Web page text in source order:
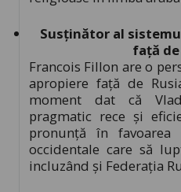
Susținător al
față de
Francois Fillon are o
apropiere față de
moment dat că
pragmatic rece și
pronunță în
occidentale care să
incluzând și Federația